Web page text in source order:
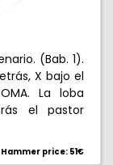
(Bab. 1).
X bajo el
La loba
el pastor
Hammer price: 51€